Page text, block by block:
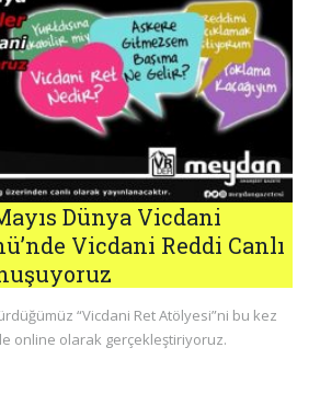
Dünya Vicdani
Vicdani Reddi Canlı
“Vicdani Ret Atölyesi”ni bu kez
online olarak gerçekleştiriyoruz.